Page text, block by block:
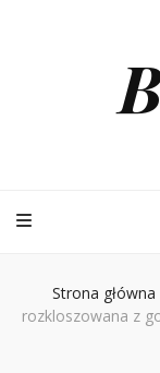
Strona główna
rozkloszowana z